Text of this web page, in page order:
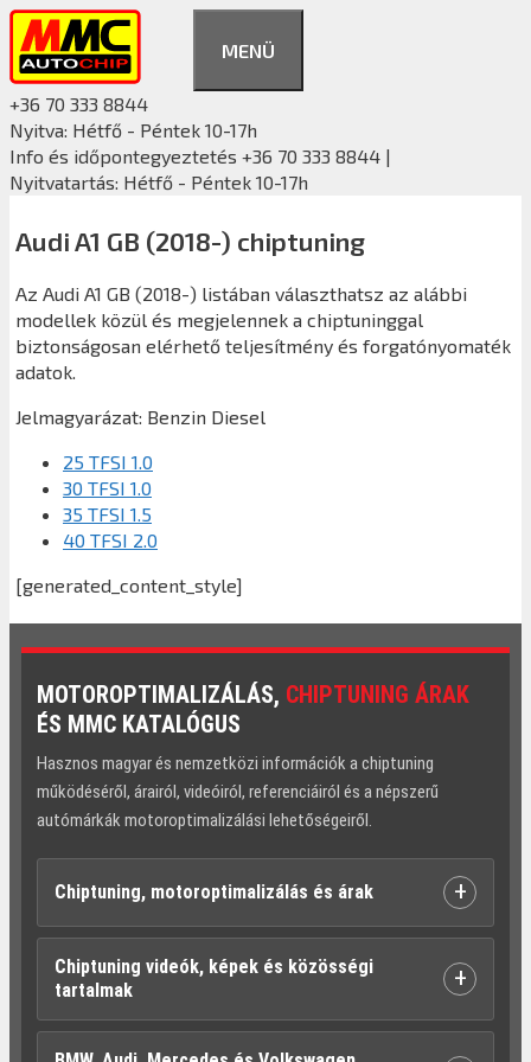
Kilépés
tartalomba
MENÜ
+36 70 333 8844
Nyitva: Hétfő - Péntek 10-17h
Info és időpontegyeztetés +36 70 333 8844 |
Nyitvatartás: Hétfő - Péntek 10-17h
Audi A1 GB (2018-) chiptuning
Az Audi A1 GB (2018-) listában választhatsz az alábbi
modellek közül és megjelennek a chiptuninggal
biztonságosan elérhető teljesítmény és forgatónyomaték
adatok.
Jelmagyarázat: Benzin Diesel
25 TFSI 1.0
30 TFSI 1.0
35 TFSI 1.5
40 TFSI 2.0
[generated_content_style]
MOTOROPTIMALIZÁLÁS, CHIPTUNING ÁRAK
ÉS MMC KATALÓGUS
Hasznos magyar és nemzetközi információk a chiptuning
működéséről, árairól, videóiról, referenciáiról és a népszerű
autómárkák motoroptimalizálási lehetőségeiről.
Chiptuning, motoroptimalizálás és árak +
Chiptuning videók, képek és közösségi
tartalmak
+